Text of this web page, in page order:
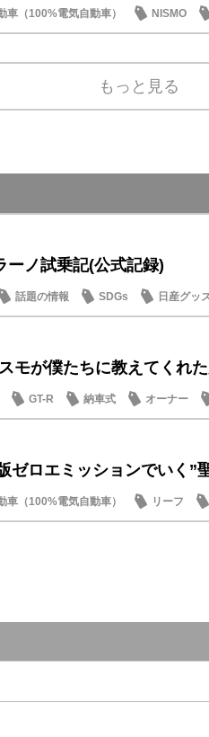
車（100%電気自動車） NISMO
もっと見る
ーノ試乗記(公式記録)
話題の情報 SDGs 日産グッ
モが僕たちに教えてくれ
GT-R 納車式 オーナー
ゼロエミッションでいく”
車（100%電気自動車）
リーフ
報